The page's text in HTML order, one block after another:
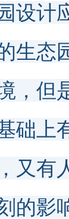
设计
生态
，但
础上
又有
的影